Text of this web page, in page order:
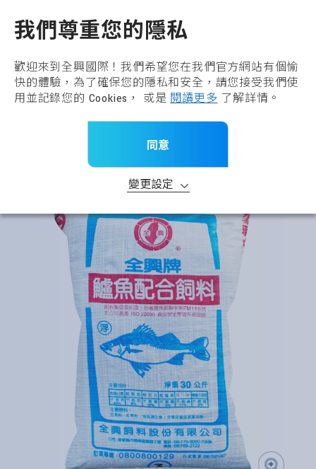
我們尊重您的隱私
歡迎來到全興國際！我們希望您在我們官方網站有個愉
快的體驗，為了確保您的隱私和安全，請您接受我們使
用並記錄您的 Cookies， 或是 閱讀更多 了解詳情。
同意
變更設定
回到上一頁 基礎飼料
產品分類
產品品牌
全興牌鱸魚配合飼料